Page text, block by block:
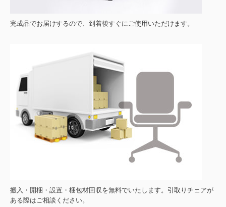
完成品でお届けするので、到着後すぐにご使用いただけます。
搬入・開梱・設置・梱包材回収を無料でいたします。引取りチェアが
ある際はご相談ください。